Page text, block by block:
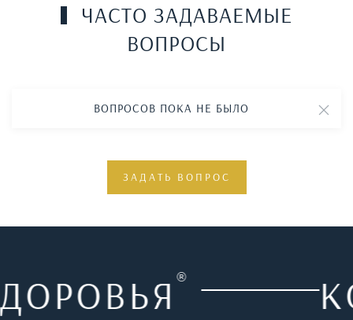
ЧАСТО ЗАДАВАЕМЫЕ
ВОПРОСЫ
ВОПРОСОВ ПОКА НЕ БЫЛО
ЗАДАТЬ ВОПРОС